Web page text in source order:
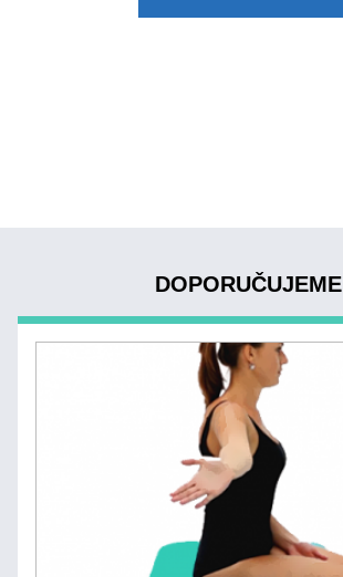
DOPORUČUJEME